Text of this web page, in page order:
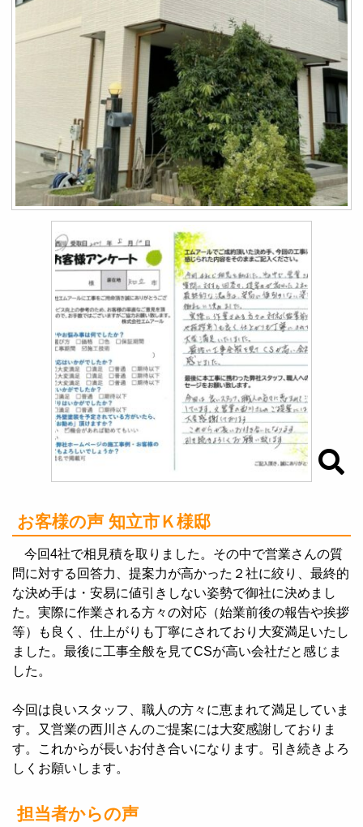
お客様の声 知立市Ｋ様邸
今回4社で相見積を取りました。その中で営業さんの質
問に対する回答力、提案力が高かった２社に絞り、最終的
な決め手は・安易に値引きしない姿勢で御社に決めまし
た。実際に作業される方々の対応（始業前後の報告や挨拶
等）も良く、仕上がりも丁寧にされており大変満足いたし
ました。最後に工事全般を見てCSが高い会社だと感じま
した。
今回は良いスタッフ、職人の方々に恵まれて満足していま
す。又営業の西川さんのご提案には大変感謝しておりま
す。これからが長いお付き合いになります。引き続きよろ
しくお願いします。
担当者からの声